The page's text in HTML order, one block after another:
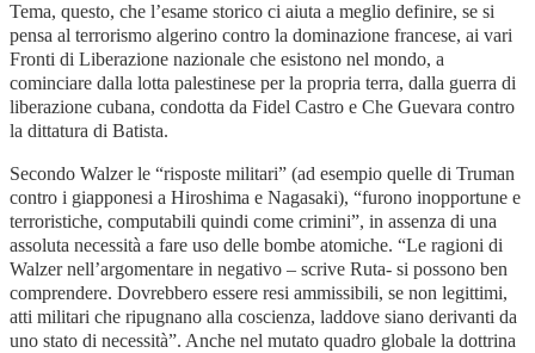
Tema, questo, che l’esame storico ci aiuta a meglio definire, se si
pensa al terrorismo algerino contro la dominazione francese, ai vari
Fronti di Liberazione nazionale che esistono nel mondo, a
cominciare dalla lotta palestinese per la propria terra, dalla guerra di
liberazione cubana, condotta da Fidel Castro e Che Guevara contro
la dittatura di Batista.
Secondo Walzer le “risposte militari” (ad esempio quelle di Truman
contro i giapponesi a Hiroshima e Nagasaki), “furono inopportune e
terroristiche, computabili quindi come crimini”, in assenza di una
assoluta necessità a fare uso delle bombe atomiche. “Le ragioni di
Walzer nell’argomentare in negativo – scrive Ruta- si possono ben
comprendere. Dovrebbero essere resi ammissibili, se non legittimi,
atti militari che ripugnano alla coscienza, laddove siano derivanti da
uno stato di necessità”. Anche nel mutato quadro globale la dottrina